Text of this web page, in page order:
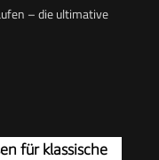
– die ultimative
für klassische